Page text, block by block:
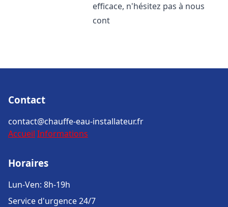
efficace, n'hésitez pas à nous
cont
Contact
contact@chauffe-eau-installateur.fr
Accueil Informations
Horaires
Lun-Ven: 8h-19h
Service d'urgence 24/7